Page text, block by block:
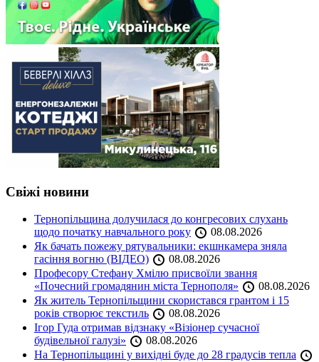
Свіжі новини
Тернопільщина долучилася до конгресових слухань
щодо початку навчального року
08.08.2026
Як бачать пожежу рятувальники: екшнкамера зняла
гасіння вогню (ВІДЕО)
08.08.2026
Професору Стефану Хмілю присвоїли звання
«Почесний громадянин міста Тернополя»
08.08.2026
Як житель Тернопільщини скористався грантом і 15
років створює текстиль
08.08.2026
Ігор Гуда отримав відзнаку «Візіонер сучасної
будівельної галузі»
08.08.2026
На Тернопільщині у вихідні буде до 28 градусів тепла